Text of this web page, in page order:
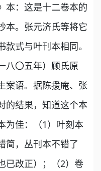
：这是十二卷本的
本。张元济氏等将它
式与叶刊本相同。
八〇五年）顾氏原
案语。据陈援庵、张
的结果，知道这个本
为佳：（1）叶刻本
简，丛刊本不错了
已改正）；（2）卷